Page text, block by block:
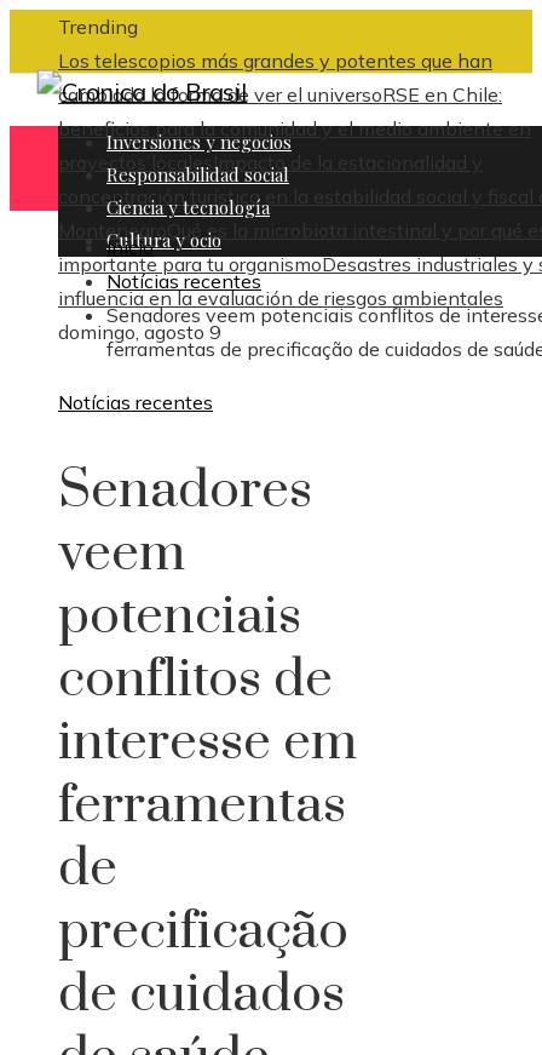
Trending
Los telescopios más grandes y potentes que han
cambiado la forma de ver el universoRSE en Chile:
beneficios para la comunidad y el medio ambiente en
proyectos locales Impacto de la estacionalidad y
concentración turística en la estabilidad social y fiscal
Montenegro
Qué es la microbiota intestinal y por qué
importante para tu organismoDesastres industriales y
influencia en la evaluación de riesgos ambientales
domingo, agosto 9
Inversiones y negocios
Responsabilidad social
Ciencia y tecnología
Cultura y ocio
Inicio
Notícias recentes
Senadores veem potenciais conflitos de
ferramentas de precificação de cuidados de
Notícias recentes
Senadores
veem
potenciais
conflitos de
interesse em
ferramentas
de
precificação
de cuidados